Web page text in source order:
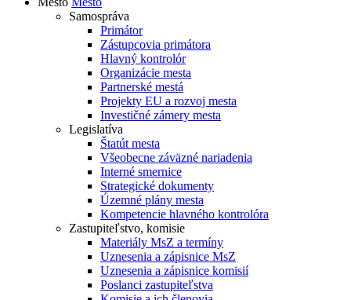
Samospráva
Primátor
Zástupcovia primátora
Hlavný kontrolór
Organizácie mesta
Partnerské mestá
Projekty EU a rozvoj mesta
Investičné zámery mesta
Legislatíva
Štatút mesta
Všeobecne záväzné nariadenia
Interné smernice
Strategické dokumenty
Územné plány mesta
Kompetencie hlavného kontrolóra
Zastupiteľstvo, komisie
Materiály MsZ a termíny
Uznesenia a zápisnice MsZ
Uznesenia a zápisnice komisií
Poslanci zastupiteľstva